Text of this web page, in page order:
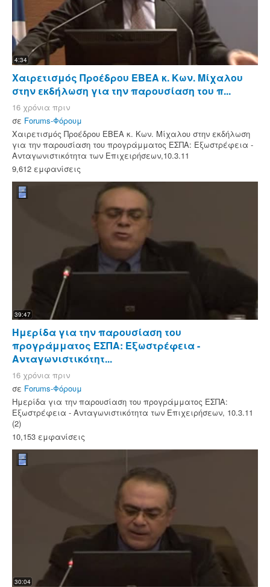
4:34
Χαιρετισμός Προέδρου ΕΒΕΑ κ. Κων. Μίχαλου
στην εκδήλωση για την παρουσίαση του π...
16 χρόνια πριν
σε Forums-Φόρουμ
Χαιρετισμός Προέδρου ΕΒΕΑ κ. Κων. Μίχαλου στην εκδήλωση
για την παρουσίαση του προγράμματος ΕΣΠΑ: Εξωστρέφεια -
Ανταγωνιστικότητα των Επιχειρήσεων,10.3.11
9,612 εμφανίσεις
39:47
Ημερίδα για την παρουσίαση του
προγράμματος ΕΣΠΑ: Εξωστρέφεια -
Ανταγωνιστικότητ...
16 χρόνια πριν
σε Forums-Φόρουμ
Ημερίδα για την παρουσίαση του προγράμματος ΕΣΠΑ:
Εξωστρέφεια - Ανταγωνιστικότητα των Επιχειρήσεων, 10.3.11
(2)
10,153 εμφανίσεις
30:04